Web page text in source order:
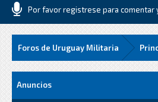
Por favor registrese para comentar
Foros de Uruguay Militaria
Anuncios